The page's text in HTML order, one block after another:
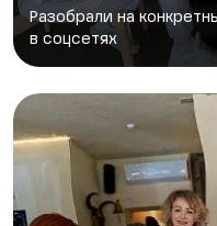
Разобрали на
в соцсетях